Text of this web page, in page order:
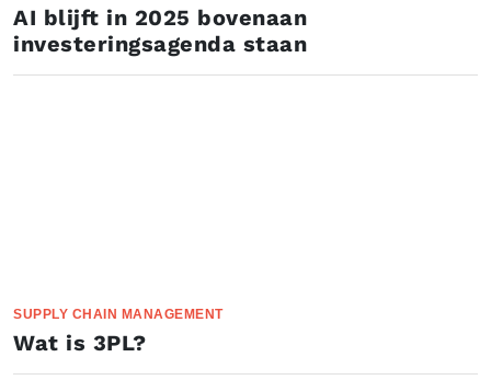
AI blijft in 2025 bovenaan
investeringsagenda staan
SUPPLY CHAIN MANAGEMENT
Wat is 3PL?